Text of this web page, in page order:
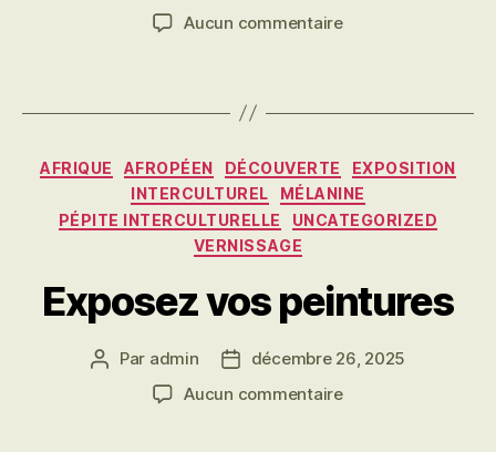
l’article
Aucun commentairesur
Catégories
AFRIQUE AFROPÉEN DÉCOUVERTE
EXPOSITION
INTERCULTUREL
MÉLANINE
PÉPITE INTERCULTURELLE
UNCATEGORIZED
VERNISSAGE
Exposez vos peintures
Auteur
Par admin
Datedécembre 26, 2025
Aucun commentairesur